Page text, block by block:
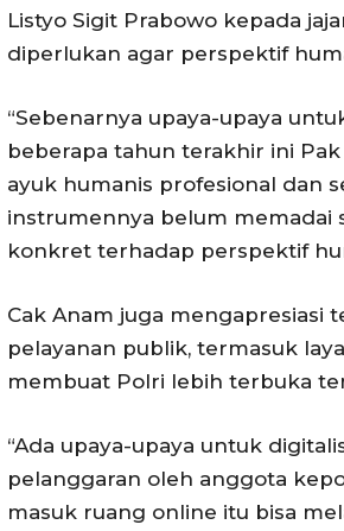
Listyo Sigit Prabowo kepada
diperlukan agar perspektif
“Sebenarnya upaya-upaya
beberapa tahun terakhir ini
ayuk humanis profesional dan
instrumennya belum memadai
konkret terhadap perspektif
Cak Anam juga mengapresiasi
pelayanan publik, termasuk
membuat Polri lebih terbuka
“Ada upaya-upaya untuk
pelanggaran oleh anggota
masuk ruang online itu bisa